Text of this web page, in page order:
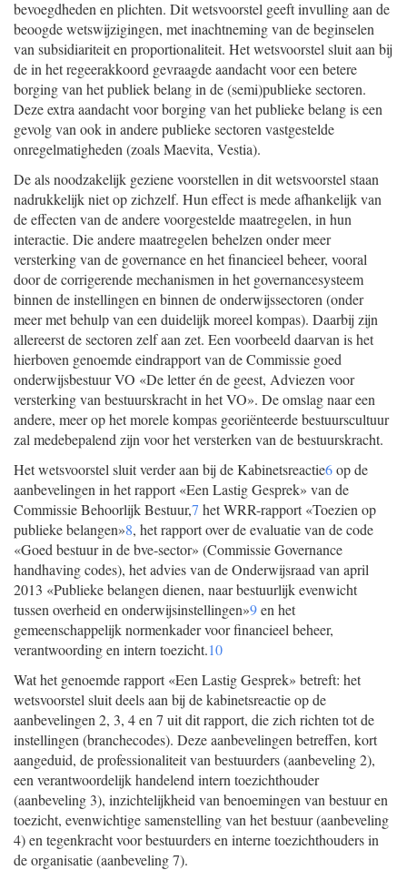
bevoegdheden en plichten. Dit wetsvoorstel geeft invulling aan de
beoogde wetswijzigingen, met inachtneming van de beginselen
van subsidiariteit en proportionaliteit. Het wetsvoorstel sluit aan bij
de in het regeerakkoord gevraagde aandacht voor een betere
borging van het publiek belang in de (semi)publieke sectoren.
Deze extra aandacht voor borging van het publieke belang is een
gevolg van ook in andere publieke sectoren vastgestelde
onregelmatigheden (zoals Maevita, Vestia).
De als noodzakelijk geziene voorstellen in dit wetsvoorstel staan
nadrukkelijk niet op zichzelf. Hun effect is mede afhankelijk van
de effecten van de andere voorgestelde maatregelen, in hun
interactie. Die andere maatregelen behelzen onder meer
versterking van de governance en het financieel beheer, vooral
door de corrigerende mechanismen in het governancesysteem
binnen de instellingen en binnen de onderwijssectoren (onder
meer met behulp van een duidelijk moreel kompas). Daarbij zijn
allereerst de sectoren zelf aan zet. Een voorbeeld daarvan is het
hierboven genoemde eindrapport van de Commissie goed
onderwijsbestuur VO «De letter én de geest, Adviezen voor
versterking van bestuurskracht in het VO». De omslag naar een
andere, meer op het morele kompas georiënteerde bestuurscultuur
zal medebepalend zijn voor het versterken van de bestuurskracht.
Het wetsvoorstel sluit verder aan bij de Kabinetsreactie6op de
aanbevelingen in het rapport «Een Lastig Gesprek» van de
Commissie Behoorlijk Bestuur,7 het WRR-rapport «Toezien op
publieke belangen»8, het rapport over de evaluatie van de code
«Goed bestuur in de bve-sector» (Commissie Governance
handhaving codes), het advies van de Onderwijsraad van april
2013 «Publieke belangen dienen, naar bestuurlijk evenwicht
tussen overheid en onderwijsinstellingen»9en het
gemeenschappelijk normenkader voor financieel beheer,
verantwoording en intern toezicht.10
Wat het genoemde rapport «Een Lastig Gesprek» betreft: het
wetsvoorstel sluit deels aan bij de kabinetsreactie op de
aanbevelingen 2, 3, 4 en 7 uit dit rapport, die zich richten tot de
instellingen (branchecodes). Deze aanbevelingen betreffen, kort
aangeduid, de professionaliteit van bestuurders (aanbeveling 2),
een verantwoordelijk handelend intern toezichthouder
(aanbeveling 3), inzichtelijkheid van benoemingen van bestuur en
toezicht, evenwichtige samenstelling van het bestuur (aanbeveling
4) en tegenkracht voor bestuurders en interne toezichthouders in
de organisatie (aanbeveling 7).